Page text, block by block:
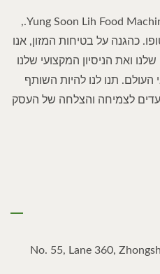
eversoon, מותג של Yung Soon Lih Food Machine Co., Ltd.,
כהגנה על בטיחות המזון, אנו
ואת הניסיון המקצועי שלנו
העולם. תנו לנו להיות השותף
לצמיחה והצלחה של העסק
No. 55, Lane 360,